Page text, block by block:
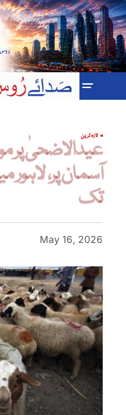
تازہ ترین
عیدالاضحیٰ پر
تک
May 16, 2026